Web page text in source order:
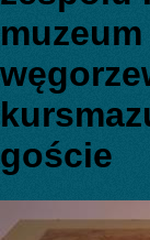
goście